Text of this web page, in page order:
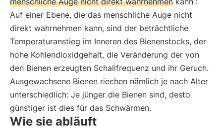
Auf einer Ebene, die das menschliche Auge nicht
direkt wahrnehmen kann, sind der beträchtliche
Temperaturanstieg im Inneren des Bienenstocks, der
hohe Kohlendioxidgehalt, die Veränderung der von
den Bienen erzeugten Schallfrequenz und ihr Geruch.
Ausgewachsene Bienen riechen nämlich je nach Alter
unterschiedlich: Je jünger die Bienen sind, desto
günstiger ist dies für das Schwärmen.
Wie sie abläuft